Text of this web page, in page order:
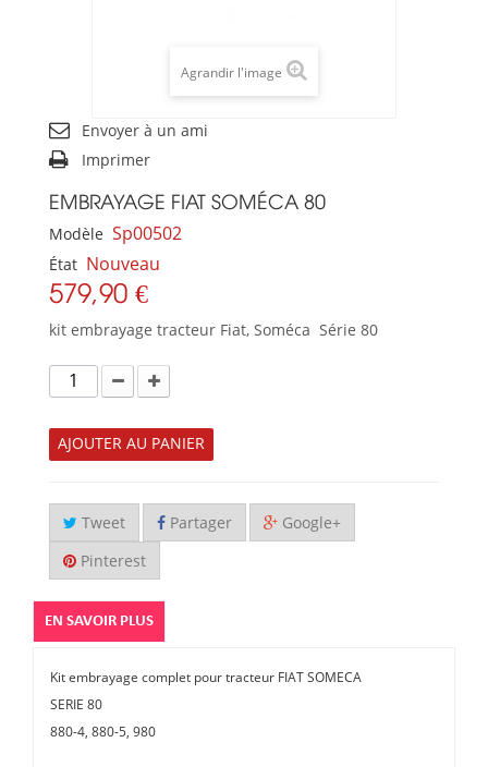
Agrandir l'image
Envoyer à un ami
Imprimer
EMBRAYAGE FIAT SOMÉCA 80
Modèle Sp00502
État Nouveau
579,90 €
kit embrayage tracteur Fiat, Soméca Série 80
AJOUTER AU PANIER
Tweet Partager Google+
Pinterest
EN SAVOIR PLUS
Kit embrayage complet pour tracteur FIAT SOMECA
SERIE 80
880-4, 880-5, 980